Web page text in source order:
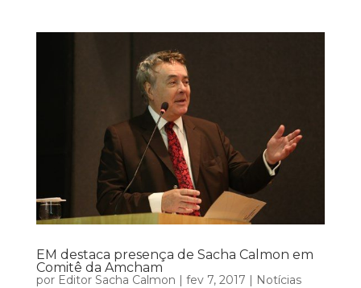
EM destaca presença de Sacha Calmon em
Comitê da Amcham
por Editor Sacha Calmon | fev 7, 2017 | Notícias